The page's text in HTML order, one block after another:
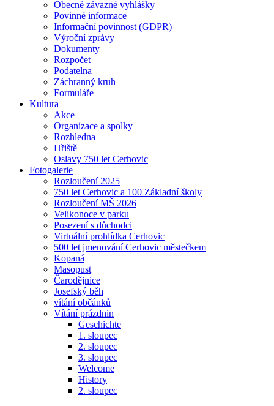
Obecně závazné vyhlášky
Povinné informace
Informační povinnost (GDPR)
Výroční zprávy
Dokumenty
Rozpočet
Podatelna
Záchranný kruh
Formuláře
Kultura
Akce
Organizace a spolky
Rozhledna
Hřiště
Oslavy 750 let Cerhovic
Fotogalerie
Rozloučení 2025
750 let Cerhovic a 100 Základní školy
Rozloučení MŠ 2026
Velikonoce v parku
Posezení s důchodci
Virtuální prohlídka Cerhovic
500 let jmenování Cerhovic městečkem
Kopaná
Masopust
Čarodějnice
Josefský běh
vítání občánků
Vítání prázdnin
Geschichte
1. sloupec
2. sloupec
3. sloupec
Welcome
History
2. sloupec